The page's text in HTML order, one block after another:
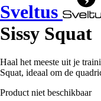
Sveltus
Sissy Squat
Haal het meeste uit je
Squat, ideaal om de
Product niet beschikbaar